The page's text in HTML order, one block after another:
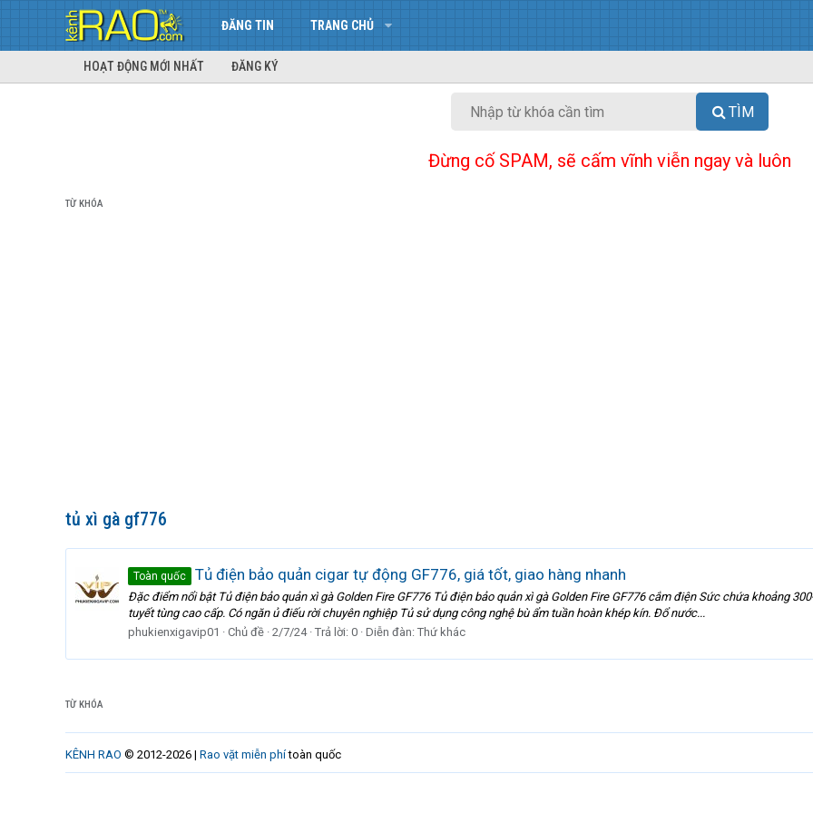
ĐĂNG TIN TRANG CHỦ
HOẠT ĐỘNG MỚI NHẤT ĐĂNG KÝ
TÌM
Đừng cố SPAM, sẽ cấm vĩnh viễn ngay và luôn
TỪ KHÓA
tủ xì gà gf776
Toàn quốc Tủ điện bảo quản cigar tự động GF776, giá tốt, giao hàng nhanh
Đặc điểm nổi bật Tủ điện bảo quản xì gà Golden Fire GF776 Tủ điện bảo quản xì gà Golden Fire GF776 cắm điện Sức chứa khoảng
tuyết tùng cao cấp. Có ngăn ủ điếu rời chuyên nghiệp Tủ sử dụng công nghệ bù ẩm tuần hoàn khép kín. Đổ nước...
phukienxigavip01
Chủ đề 2/7/24 Trả lời: 0 Diễn đàn: Thứ khác
TỪ KHÓA
KÊNH RAO © 2012-2026 | Rao vặt miễn phítoàn quốc